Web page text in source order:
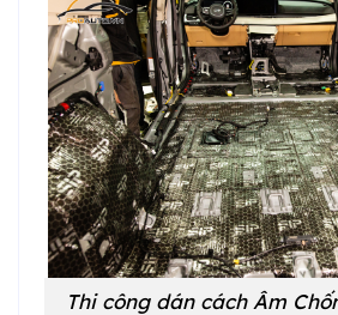
Thi công dán cách Âm